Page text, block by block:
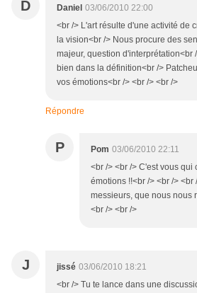
D Daniel 03/06/2010 22:00
<br /> L'art résulte d'une activité de
la vision<br /> Nous procure des
majeur, question d'interprétation<br
bien dans la définition<br />
vos émotions<br /> <br /> <br />
Répondre
P Pom 03/06/2010 22:11
<br /> <br /> C'est vous
émotions !!<br /> <br /> <br
messieurs, que nous nous
<br /> <br />
J jissé 03/06/2010 18:21
<br /> Tu te lance dans une